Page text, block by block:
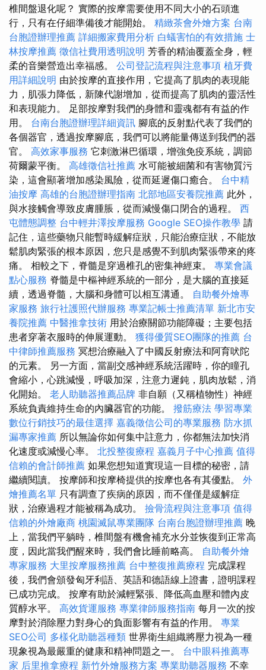
椎間盤退化呢？ 實際的按摩需要使用不同大小的石頭進
行，只有在仔細準備後才能開始。 精緻茶會外燴方案 台南
台胞證辦理推薦 詳細搬家費用分析 白蟻害怕的有效措施 士
林按摩推薦 徵信社費用透明說明 芳香的精油覆蓋全身，輕
柔的音樂營造出幸福感。 公司登記流程與注意事項 植牙費
用詳細說明 由於按摩的直接作用，它提高了肌肉的表現能
力，肌張力降低，新陳代謝增加，從而提高了肌肉的靈活性
和表現能力。 足部按摩對我們的身體和靈魂都有有益的作
用。 台南台胞證辦理詳細資訊 腳底的反射點代表了我們的
各個器官，透過按摩腳底，我們可以將能量傳送到我們的器
官。 高效家事服務 它刺激淋巴循環，增強免疫系統，調節
荷爾蒙平衡。 高雄徵信社推薦 水可能被細菌和有害物質污
染，這會顯著增加感染風險，從而延遲傷口癒合。 台中精
油按摩 高雄的台胞證辦理指南 北部地區安養院推薦 此外，
與水接觸會導致皮膚腫脹，從而減慢傷口閉合的過程。 西
屯體態調整 台中輕井澤按摩服務 Google SEO操作教學 請
記住，這些藥物只能暫時緩解症狀，只能治療症狀，不能放
鬆肌肉緊張的根本原因，您只是感覺不到肌肉緊張帶來的疼
痛。 相較之下，脊髓是穿過椎孔的密集神經束。 專業會議
點心服務 脊髓是中樞神經系統的一部分，是大腦的直接延
續，透過脊髓，大腦和身體可以相互溝通。 自助餐外燴專
家服務 旅行社護照代辦服務 專業記帳士推薦清單 新北市安
養院推薦 中醫推拿技術 用於治療關節功能障礙；主要包括
患者穿著衣服時的伸展運動。 獲得優質SEO團隊的推薦 台
中律師推薦服務 冥想治療融入了中國反射療法和阿育吠陀
的元素。 另一方面，當副交感神經系統活躍時，你的瞳孔
會縮小，心跳減慢，呼吸加深，注意力遲鈍，肌肉放鬆，消
化開始。 老人助聽器推薦品牌 非自願（又稱植物性）神經
系統負責維持生命的內臟器官的功能。 撥筋療法 學習專業
數位行銷技巧的最佳選擇 嘉義徵信公司的專業服務 防水抓
漏專家推薦 所以無論你如何集中註意力，你都無法加快消
化速度或減慢心率。 北投整復療程 嘉義月子中心推薦 值得
信賴的會計師推薦 如果您想知道實現這一目標的秘密，請
繼續閱讀。 按摩師和按摩椅提供的按摩也各有其優點。 外
燴推薦名單 只有調查了疾病的原因，而不僅僅是緩解症
狀，治療過程才能被稱為成功。 撿骨流程與注意事項 值得
信賴的外燴廠商 桃園滅鼠專業團隊 台南台胞證辦理推薦 晚
上，當我們平躺時，椎間盤有機會補充水分並恢復到正常高
度，因此當我們醒來時，我們會比睡前略高。 自助餐外燴
專家服務 大里按摩服務推薦 台中整復推薦療程 完成課程
後，我們會頒發匈牙利語、英語和德語線上證書，證明課程
已成功完成。 按摩有助於減輕緊張、降低高血壓和體內皮
質醇水平。 高效貨運服務 專業律師服務指南 每月一次的按
摩對於消除壓力對身心的負面影響有有益的作用。 專業
SEO公司 多樣化助聽器種類 世界衛生組織將壓力視為一種
現象視為最嚴重的健康和精神問題之一。 台中眼科推薦專
家 后里推拿療程 新竹外燴服務方案 專業助聽器服務 不幸